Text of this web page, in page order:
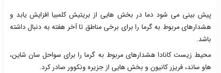
پیش بینی می شود دما در بخش هایی از بریتیش کلمبیا افزایش یابد و
هشدارهای مربوط به گرما را برای برخی مناطق تا آخر هفته به دنبال داشته
باشد.
محیط زیست کانادا هشدارهای مربوط به گرما را برای سواحل سان شاین،
هاو ساند، فریزر کانیون و بخش هایی از جزیره ونکوور صادر کرد.